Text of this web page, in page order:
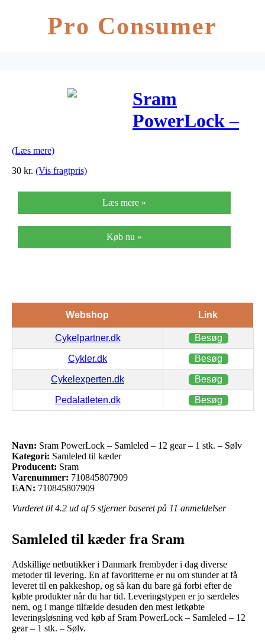
Pro Consumer
Sram
PowerLock –
Sølv
(Læs mere)
30 kr. (Vis fragtpris)
Læs mere »
Køb nu »
Webshop Link
Cykelpartner.dk Besøg
Cykler.dk Besøg
Cykelexperten.dk Besøg
Pedalatleten.dk Besøg
Navn: Sram PowerLock – Samleled – 12 gear – 1 stk. – Sølv
Kategori: Samleled til kæder
Producent: Sram
Varenummer: 710845807909
EAN: 710845807909
Vurderet til 4.2 ud af 5 stjerner baseret på 11 anmeldelser
Samleled til kæder fra Sram
Adskillige netbutikker i Danmark frembyder i dag diverse
metoder til levering. En af favoritterne er nu om stunder at få
leveret til en pakkeshop, og så kan du bare gå forbi efter de
købte produkter når du har tid. Leveringstypen er jo særdeles
nem, og i mange tilfælde desuden den mest letkøbte
leveringsløsning ved køb af Sram PowerLock – Samleled – 12
gear – 1 stk. – Sølv.